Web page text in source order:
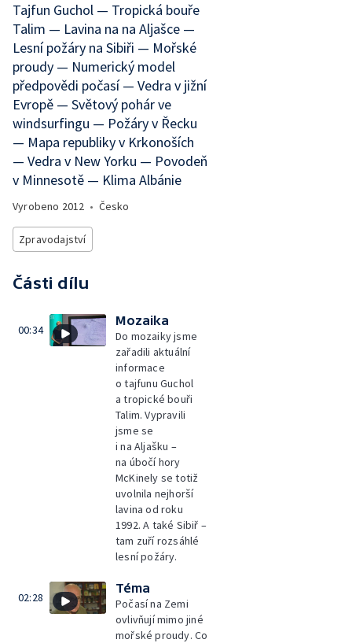
Tajfun Guchol — Tropická bouře
Talim — Lavina na na Aljašce —
Lesní požáry na Sibiři — Mořské
proudy — Numerický model
předpovědi počasí — Vedra v jižní
Evropě — Světový pohár ve
windsurfingu — Požáry v Řecku
— Mapa republiky v Krkonoších
— Vedra v New Yorku — Povodeň
v Minnesotě — Klima Albánie
Vyrobeno 2012 • Česko
Zpravodajství
Části dílu
00:34
Mozaika
Do mozaiky jsme
zařadili aktuální
informace
o tajfunu Guchol
a tropické bouři
Talim. Vypravili
jsme se
i na Aljašku –
na úbočí hory
McKinely se totiž
uvolnila nejhorší
lavina od roku
1992. A také Sibiř –
tam zuří rozsáhlé
lesní požáry.
02:28
Téma
Počasí na Zemi
ovlivňují mimo jiné
mořské proudy. Co